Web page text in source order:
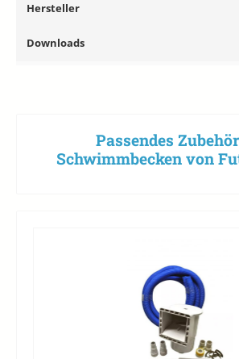
Hersteller
Downloads
Passendes
Schwimmbecken von